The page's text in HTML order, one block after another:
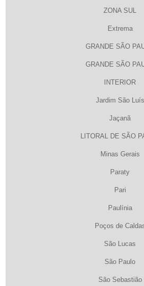
ZONA SUL
Extrema
GRANDE SÃO
GRANDE SÃO
INTERIOR
Jardim São Luís
Jaçanã
LITORAL DE SÃO
Minas Gerais
Paraty
Pari
Paulínia
Poços de
São Lucas
São Paulo
São Sebastião